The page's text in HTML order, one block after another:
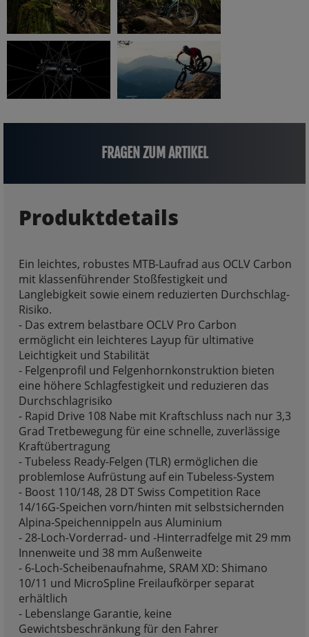
FRAGEN ZUM ARTIKEL
Produktdetails
Ein leichtes, robustes MTB-Laufrad aus OCLV Carbon
mit klassenführender Stoßfestigkeit und
Langlebigkeit sowie einem reduzierten Durchschlag-
Risiko.
- Das extrem belastbare OCLV Pro Carbon
ermöglicht ein leichteres Layup für ultimative
Leichtigkeit und Stabilität
- Felgenprofil und Felgenhornkonstruktion bieten
eine höhere Schlagfestigkeit und reduzieren das
Durchschlagrisiko
- Rapid Drive 108 Nabe mit Kraftschluss nach nur 3,3
Grad Tretbewegung für eine schnelle, zuverlässige
Kraftübertragung
- Tubeless Ready-Felgen (TLR) ermöglichen die
problemlose Aufrüstung auf ein Tubeless-System
- Boost 110/148, 28 DT Swiss Competition Race
14/16G-Speichen vorn/hinten mit selbstsichernden
Alpina-Speichennippeln aus Aluminium
- 28-Loch-Vorderrad- und -Hinterradfelge mit 29 mm
Innenweite und 38 mm Außenweite
- 6-Loch-Scheibenaufnahme, SRAM XD: Shimano
10/11 und MicroSpline Freilaufkörper separat
erhältlich
- Lebenslange Garantie, keine
Gewichtsbeschränkung für den Fahrer